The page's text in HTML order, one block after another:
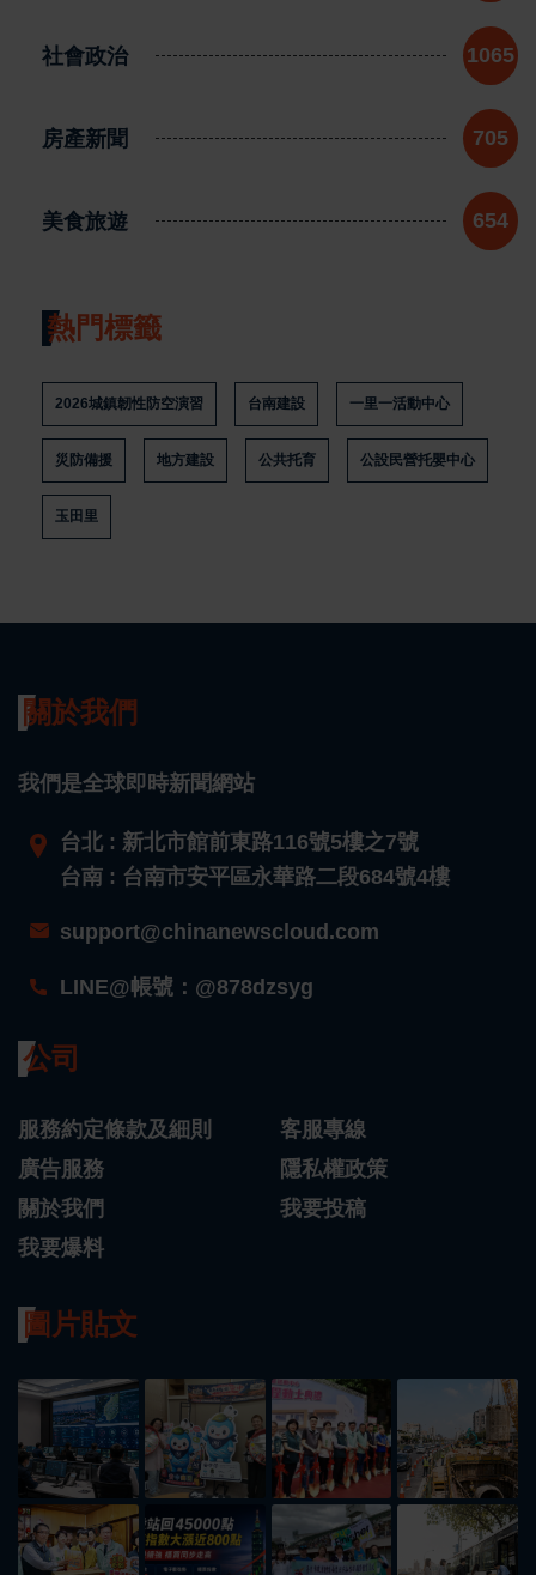
社會政治 1065
房產新聞 705
美食旅遊 654
熱門標籤
2026城鎮韌性防空演習 台南建設 一里一活動中心
災防備援 地方建設 公共托育 公設民營托嬰中心
玉田里
關於我們
我們是全球即時新聞網站
台北 : 新北市館前東路116號5樓之7號
台南 : 台南市安平區永華路二段684號4樓
support@chinanewscloud.com
LINE@帳號：@878dzsyg
公司
服務約定條款及細則
客服專線
廣告服務
隱私權政策
關於我們
我要投稿
我要爆料
圖片貼文